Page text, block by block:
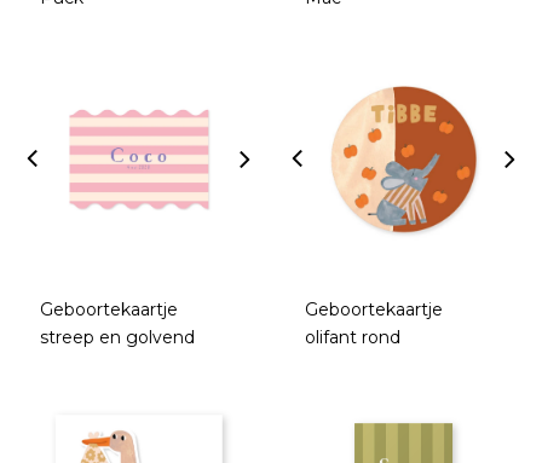
Geboortekaartje
streep en golvend
Geboortekaartje
olifant rond